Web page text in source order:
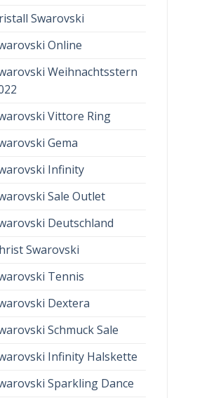
Swarovski
Online
Weihnachtsstern
Vittore Ring
Gema
Infinity
Sale Outlet
Deutschland
Swarovski
Tennis
Dextera
Schmuck Sale
Infinity Halskette
Sparkling Dance